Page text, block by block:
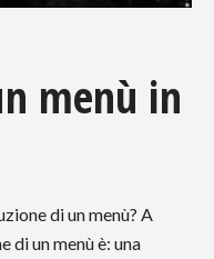
menù in
di un menù? A
di un menù è: una